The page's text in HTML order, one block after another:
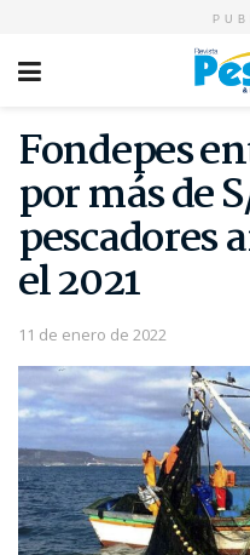
Fondepes
por más de
pescadores
el 2021
11 de enero de 2022